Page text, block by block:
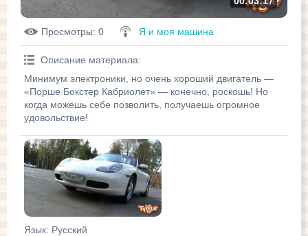
Просмотры: 0 Я и моя машина
Описание материала:
Минимум электроники, но очень хороший двигатель —
«Порше Бокстер Кабриолет» — конечно, роскошь! Но
когда можешь себе позволить, получаешь огромное
удовольствие!
Язык: Русский